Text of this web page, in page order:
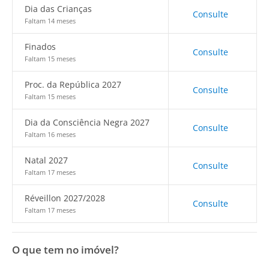
Dia das Crianças
Faltam 14 meses
Consulte
Finados
Faltam 15 meses
Consulte
Proc. da República 2027
Faltam 15 meses
Consulte
Dia da Consciência Negra 2027
Faltam 16 meses
Consulte
Natal 2027
Faltam 17 meses
Consulte
Réveillon 2027/2028
Faltam 17 meses
Consulte
O que tem no imóvel?